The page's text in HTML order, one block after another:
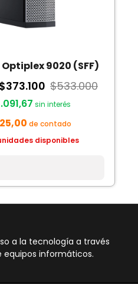
Optiplex 9020 (SFF)
$373.100 $533.000
sin interés
de contado
disponibles
a la tecnología a través
informáticos.